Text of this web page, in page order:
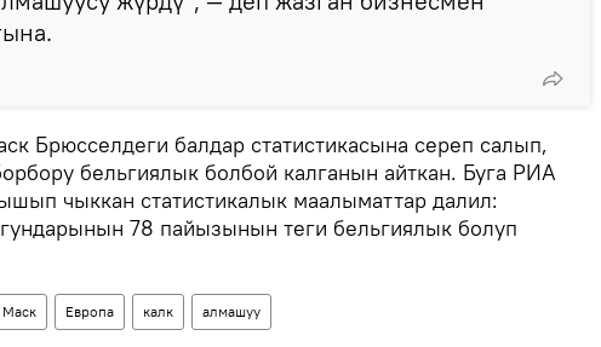
Брюсселдеги балдар статистикасына сереп салып,
бельгиялык болбой калганын айткан. Буга РИА
чыккан статистикалык маалыматтар далил:
78 пайызынын теги бельгиялык болуп
Европа калк алмашуу